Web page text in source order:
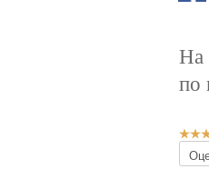
На
по
Р
й
П
о